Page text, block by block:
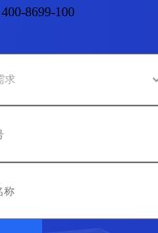
8699-100